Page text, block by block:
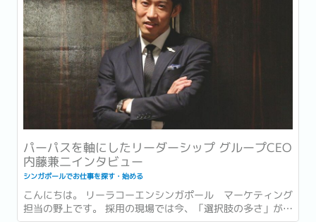
パーパスを軸にしたリーダーシップ グループCEO
内藤兼二インタビュー
シンガポールでお仕事を探す・始める
こんにちは。 リーラコーエンシンガポール マーケティング
担当の野上です。 採用の現場では今、「選択肢の多さ」が新